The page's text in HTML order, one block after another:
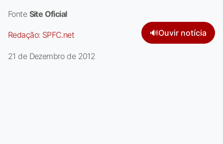
Fonte Site Oficial
Redação: SPFC.net 🔊Ouvir notícia
21 de Dezembro de 2012